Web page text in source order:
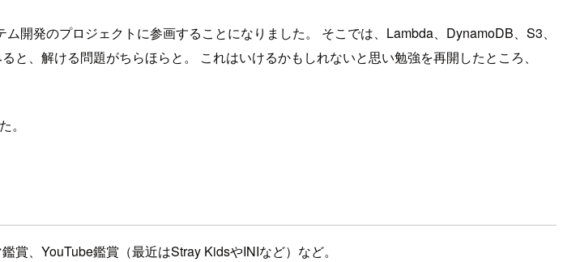
開発のプロジェクトに参画することになりました。 そこでは、Lambda、DynamoDB、S3、
、解ける問題がちらほらと。 これはいけるかもしれないと思い勉強を再開したところ、
。
、YouTube鑑賞（最近はStray KidsやINIなど）など。